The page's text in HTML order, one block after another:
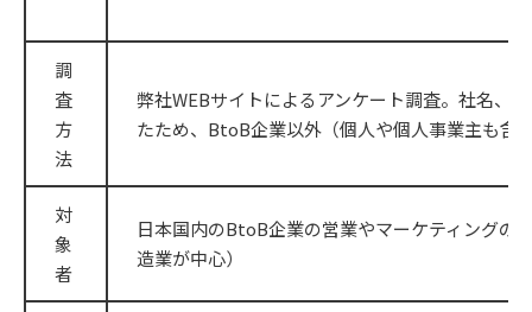
調
査
方
法
弊社WEBサイトによるアンケート調査。社名、
たため、BtoB企業以外（個人や個人事業主も含
対
象
者
日本国内のBtoB企業の営業やマーケティングの
造業が中心）